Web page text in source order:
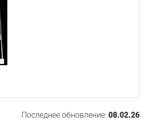
Последнее обновление:08.02.26